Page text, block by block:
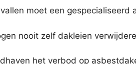
moet een
nooit zelf dakleien
het verbod op